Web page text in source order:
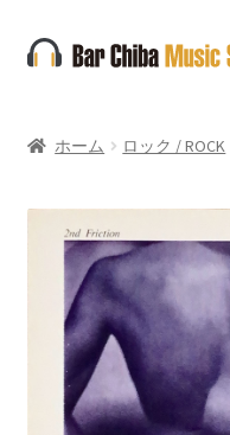
ナ
ビ
ー
コ
ン
ン
ホーム ロック / ROCK